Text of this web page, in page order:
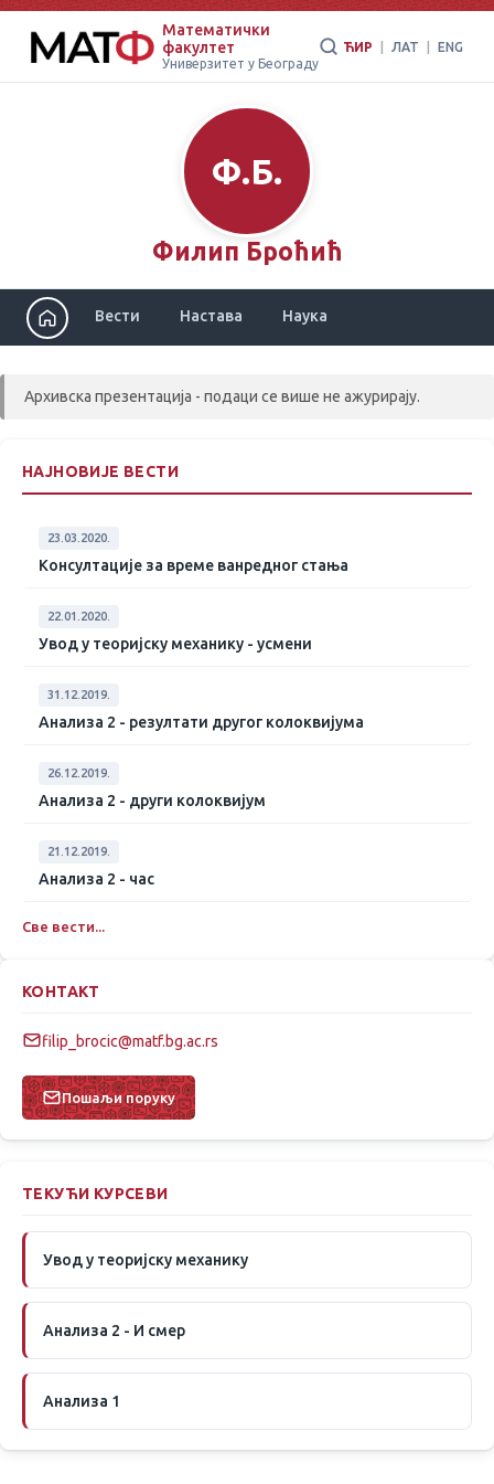
Математички
факултет
Универзитет у Београду
ЋИР ЛАТ ENG
Ф.Б.
Филип Броћић
Вести Настава Наука
Архивска презентација - подаци се више не ажурирају.
НАЈНОВИЈЕ ВЕСТИ
23.03.2020.
Консултације за време ванредног стања
22.01.2020.
Увод у теоријску механику - усмени
31.12.2019.
Анализа 2 - резултати другог колоквијума
26.12.2019.
Анализа 2 - други колоквијум
21.12.2019.
Анализа 2 - час
Све вести...
КОНТАКТ
filip_brocic@matf.bg.ac.rs
Пошаљи поруку
ТЕКУЋИ КУРСЕВИ
Увод у теоријску механику
Анализа 2 - И смер
Анализа 1